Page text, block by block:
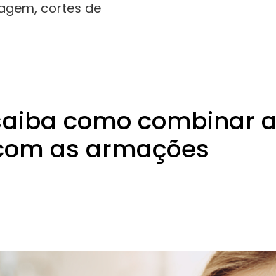
cortes de
como combinar a
as armações